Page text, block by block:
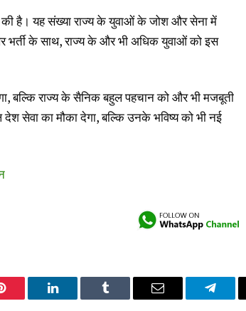
की है। यह संख्या राज्य के युवाओं के जोश और सेना में
भर्ती के साथ, राज्य के और भी अधिक युवाओं को इस
बल्कि राज्य के सैनिक बहुल पहचान को और भी मजबूती
सेवा का मौका देगा, बल्कि उनके भविष्य को भी नई
LinkedIn Tumblr Email